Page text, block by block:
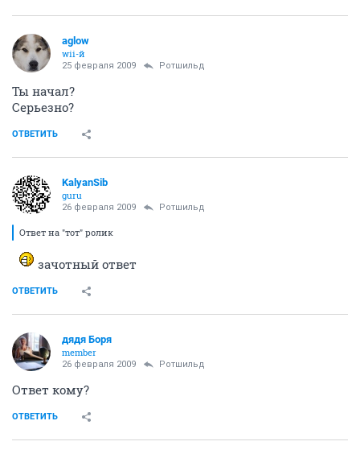
aglow
wii-й
25 февраля 2009 Ротшильд
Ты начал?
Серьезно?
ОТВЕТИТЬ
KalyanSib
guru
26 февраля 2009 Ротшильд
Ответ на "тот" ролик
зачотный ответ
ОТВЕТИТЬ
дядя Боря
member
26 февраля 2009 Ротшильд
Ответ кому?
ОТВЕТИТЬ